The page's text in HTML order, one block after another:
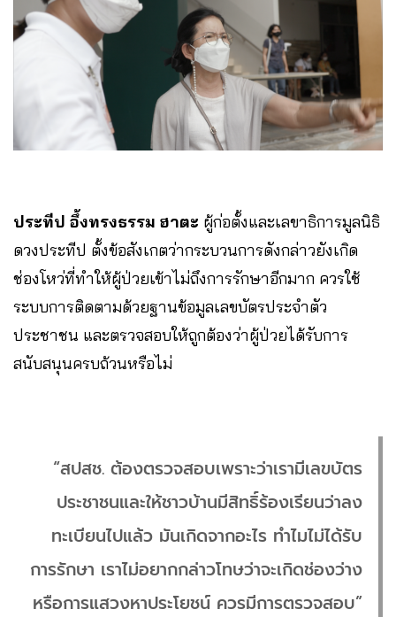
ประทีป อึ้งทรงธรรม ฮาตะ ผู้ก่อตั้งและเลขาธิการมูลนิธิ
ดวงประทีป ตั้งข้อสังเกตว่ากระบวนการดังกล่าวยังเกิด
ช่องโหว่ที่ทำให้ผู้ป่วยเข้าไม่ถึงการรักษาอีกมาก ควรใช้
ระบบการติดตามด้วยฐานข้อมูลเลขบัตรประจำตัว
ประชาชน และตรวจสอบให้ถูกต้องว่าผู้ป่วยได้รับการ
สนับสนุนครบถ้วนหรือไม่
“สปสช. ต้องตรวจสอบเพราะว่าเรามีเลขบัตร
ประชาชนและให้ชาวบ้านมีสิทธิ์ร้องเรียนว่าลง
ทะเบียนไปแล้ว มันเกิดจากอะไร ทำไมไม่ได้รับ
การรักษา เราไม่อยากกล่าวโทษว่าจะเกิดช่องว่าง
หรือการแสวงหาประโยชน์ ควรมีการตรวจสอบ”